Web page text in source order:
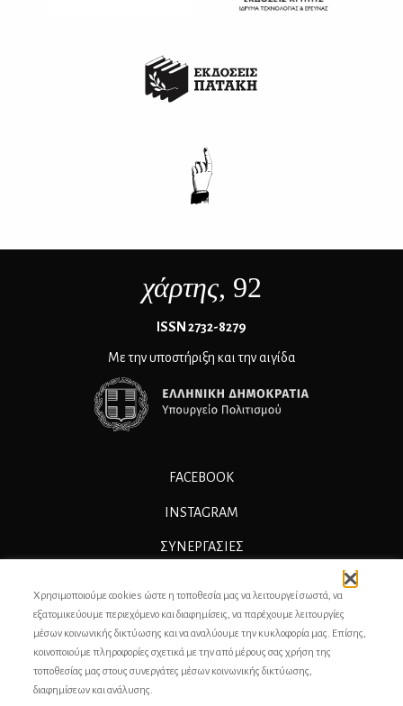
χάρτης, 92
ΙSSN 2732-8279
Με την υποστήριξη και την αιγίδα
FACEBOOK
INSTAGRAM
ΣΥΝΕΡΓΑΣΊΕΣ
ΕΠΙΚΟΙΝΩΝΙΑ
ΣΥΝΤΕΛΕΣΤΕΣ
Χρησιμοποιούμε cookies ώστε η τοποθεσία μας να λειτουργεί σωστά, να
εξατομικεύουμε περιεχόμενο και διαφημίσεις, να παρέχουμε λειτουργίες
μέσων κοινωνικής δικτύωσης και να αναλύουμε την κυκλοφορία μας. Επίσης,
κοινοποιούμε πληροφορίες σχετικά με την από μέρους σας χρήση της
τοποθεσίας μας στους συνεργάτες μέσων κοινωνικής δικτύωσης,
διαφημίσεων και ανάλυσης.